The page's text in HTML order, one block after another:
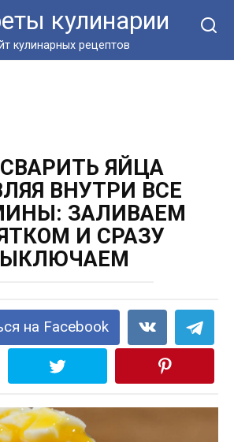
кулинарии
кулинарных рецептов
ЯЙЦА
ВНУТРИ ВСЕ
ЗАЛИВАЕМ
И СРАЗУ
на Facebook